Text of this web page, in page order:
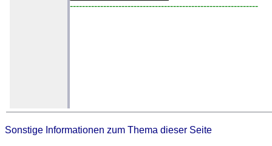
--------------------------------------------------------------
Sonstige Informationen zum Thema dieser Seite